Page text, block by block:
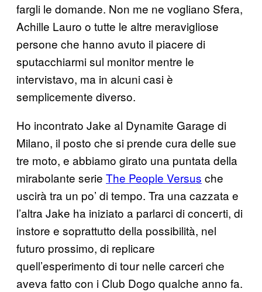
fargli le domande. Non me ne vogliano Sfera,
Achille Lauro o tutte le altre meravigliose
persone che hanno avuto il piacere di
sputacchiarmi sul monitor mentre le
intervistavo, ma in alcuni casi è
semplicemente diverso.
Ho incontrato Jake al Dynamite Garage di
Milano, il posto che si prende cura delle sue
tre moto, e abbiamo girato una puntata della
mirabolante serie The People Versus che
uscirà tra un po’ di tempo. Tra una cazzata e
l’altra Jake ha iniziato a parlarci di concerti, di
instore e soprattutto della possibilità, nel
futuro prossimo, di replicare
quell’esperimento di tour nelle carceri che
aveva fatto con i Club Dogo qualche anno fa.